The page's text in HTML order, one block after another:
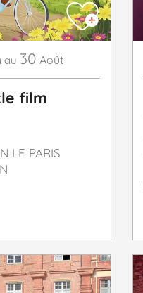
au 30 Août
film
LE PARIS